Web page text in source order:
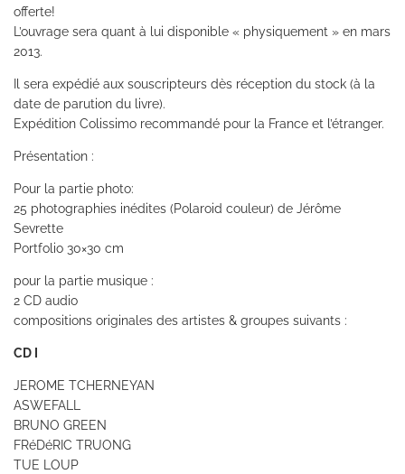
offerte!
L’ouvrage sera quant à lui disponible « physiquement » en mars
2013.
Il sera expédié aux souscripteurs dès réception du stock (à la
date de parution du livre).
Expédition Colissimo recommandé pour la France et l’étranger.
Présentation :
Pour la partie photo:
25 photographies inédites (Polaroid couleur) de Jérôme
Sevrette
Portfolio 30×30 cm
pour la partie musique :
2 CD audio
compositions originales des artistes & groupes suivants :
CD I
JEROME TCHERNEYAN
ASWEFALL
BRUNO GREEN
FRéDéRIC TRUONG
TUE LOUP